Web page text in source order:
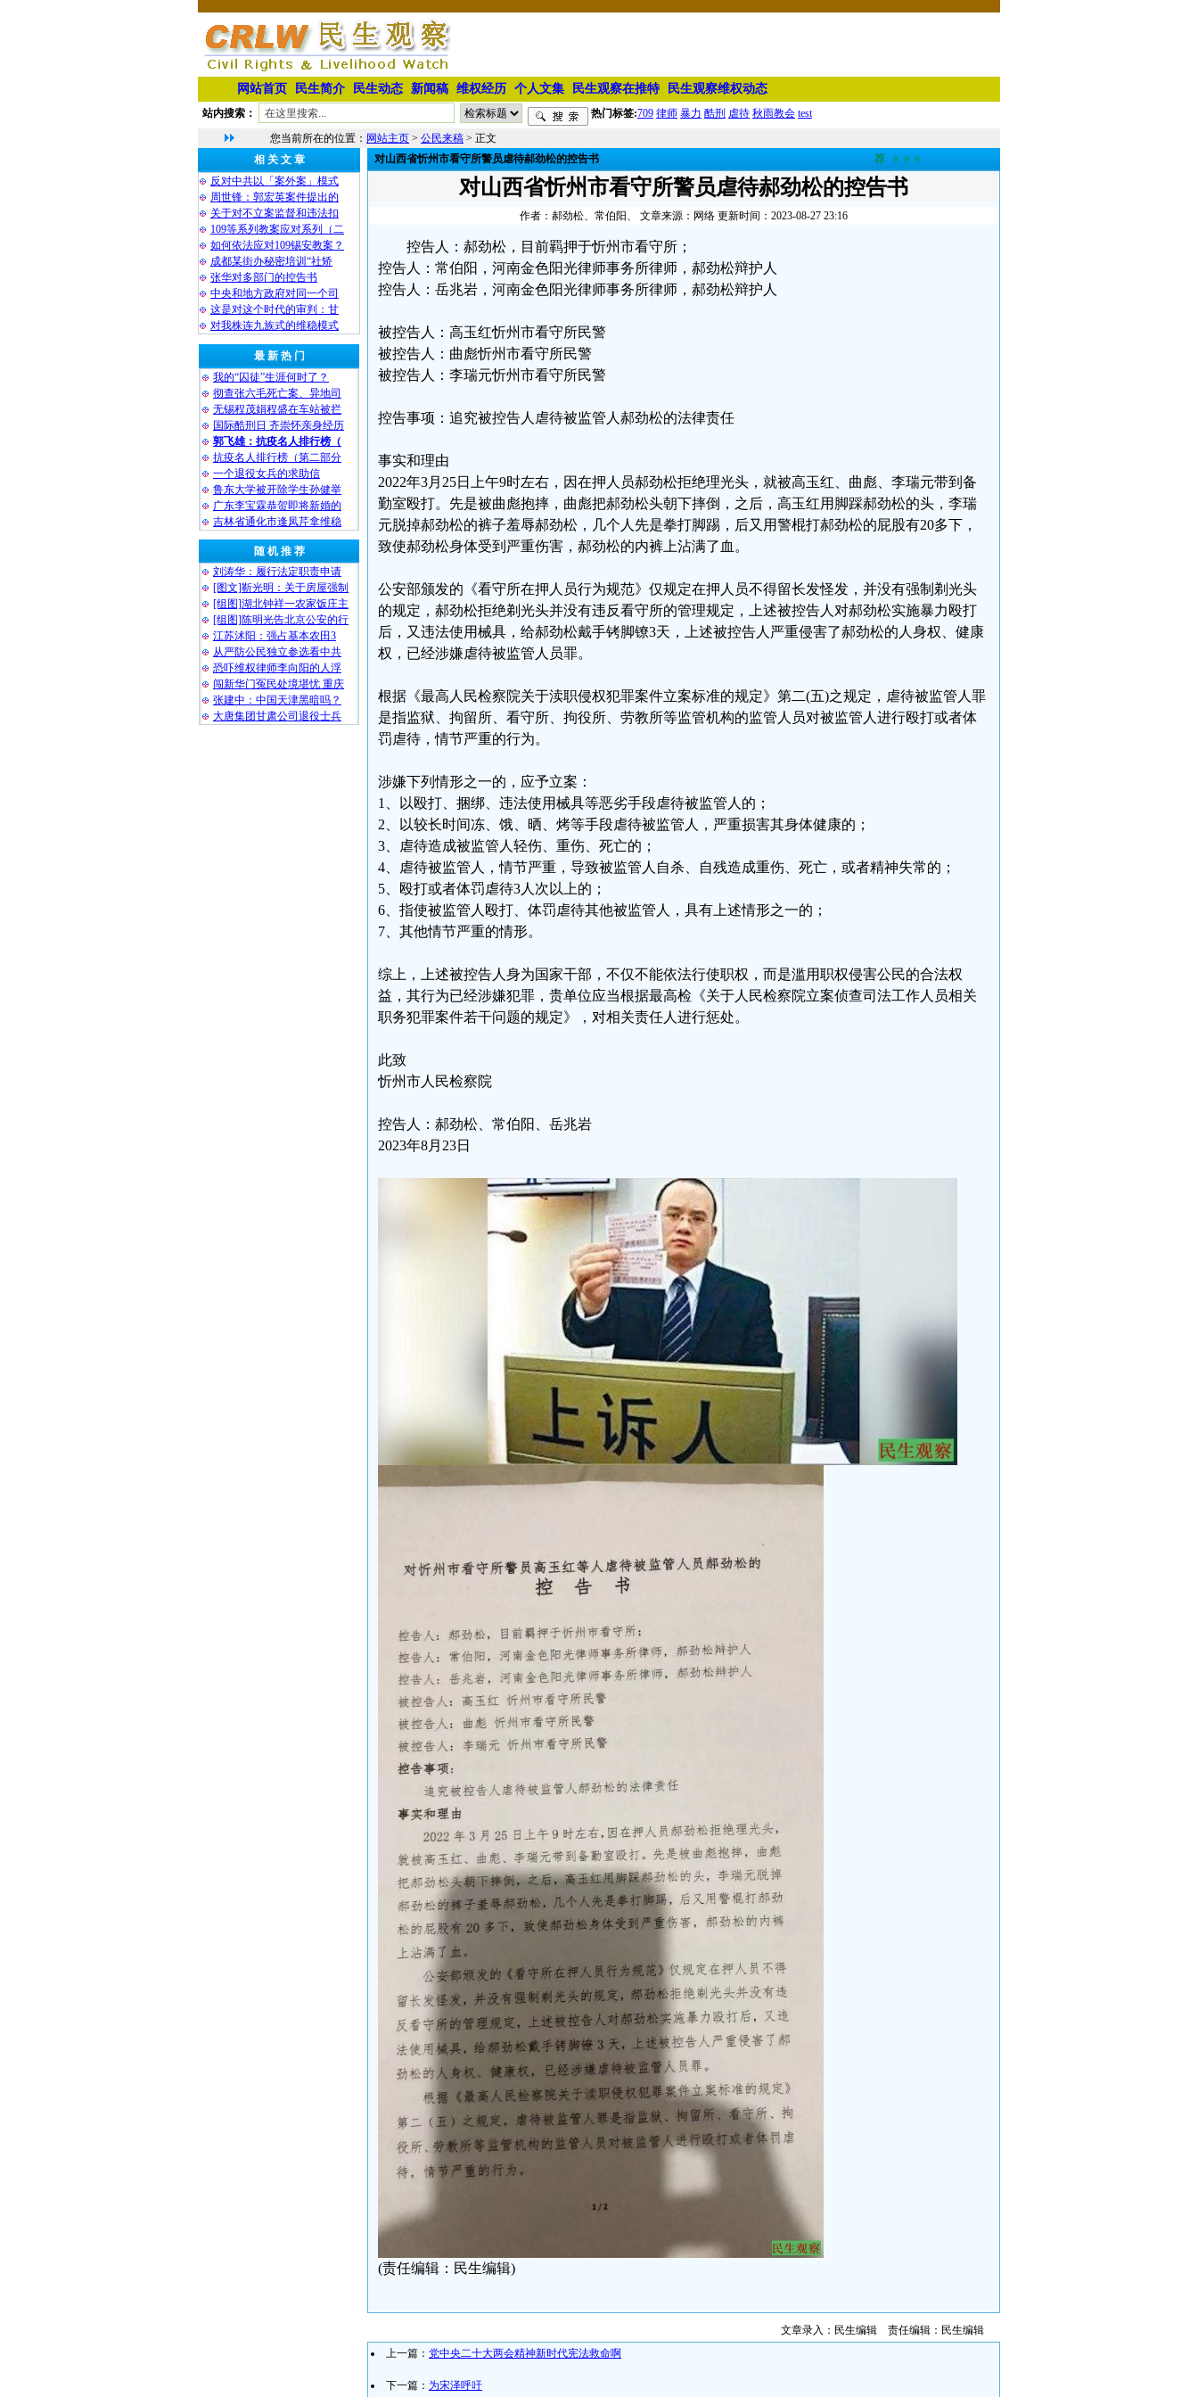
网站首页 民生简介 民生动态 新闻稿 维权经历 个人文集 民生观察在推特 民生观察维权动态
站内搜索： 热门标签:709 律师 暴力 酷刑 虐待 秋雨教会 test
您当前所在的位置： 网站主页 > 公民来稿 > 正文
相 关 文 章
反对中共以「案外案」模式
周世锋：郭宏英案件提出的
关于对不立案监督和违法扣
109等系列教案应对系列（二
如何依法应对109锡安教案？
成都某街办秘密培训“社矫
张华对多部门的控告书
中央和地方政府对同一个司
这是对这个时代的审判：甘
对我株连九族式的维稳模式
最 新 热 门
我的“囚徒”生涯何时了？
彻查张六毛死亡案、异地司
无锡程茂娟程盛在车站被拦
国际酷刑日 齐崇怀亲身经历
郭飞雄：抗疫名人排行榜（
抗疫名人排行榜（第二部分
一个退役女兵的求助信
鲁东大学被开除学生孙健举
广东李宝霖恭贺即将新婚的
吉林省通化市逢凤芹拿维稳
随 机 推 荐
刘涛华：履行法定职责申请
[图文]靳光明：关于房屋强制
[组图]湖北钟祥一农家饭庄主
[组图]陈明光告北京公安的行
江苏沭阳：强占基本农田3
从严防公民独立参选看中共
恐吓维权律师李向阳的人浮
闯新华门冤民处境堪忧 重庆
张建中：中国天津黑暗吗？
大唐集团甘肃公司退役士兵
对山西省忻州市看守所警员虐待郝劲松的控告书 荐 ★★★
对山西省忻州市看守所警员虐待郝劲松的控告书
作者：郝劲松、常伯阳、 文章来源：网络 更新时间：2023-08-27 23:16
控告人：郝劲松，目前羁押于忻州市看守所；
控告人：常伯阳，河南金色阳光律师事务所律师，郝劲松辩护人
控告人：岳兆岩，河南金色阳光律师事务所律师，郝劲松辩护人
被控告人：高玉红忻州市看守所民警
被控告人：曲彪忻州市看守所民警
被控告人：李瑞元忻州市看守所民警
控告事项：追究被控告人虐待被监管人郝劲松的法律责任
事实和理由
2022年3月25日上午9时左右，因在押人员郝劲松拒绝理光头，就被高玉红、曲彪、李瑞元带到备
勤室殴打。先是被曲彪抱摔，曲彪把郝劲松头朝下摔倒，之后，高玉红用脚踩郝劲松的头，李瑞
元脱掉郝劲松的裤子羞辱郝劲松，几个人先是拳打脚踢，后又用警棍打郝劲松的屁股有20多下，
致使郝劲松身体受到严重伤害，郝劲松的内裤上沾满了血。
公安部颁发的《看守所在押人员行为规范》仅规定在押人员不得留长发怪发，并没有强制剃光头
的规定，郝劲松拒绝剃光头并没有违反看守所的管理规定，上述被控告人对郝劲松实施暴力殴打
后，又违法使用械具，给郝劲松戴手铐脚镣3天，上述被控告人严重侵害了郝劲松的人身权、健康
权，已经涉嫌虐待被监管人员罪。
根据《最高人民检察院关于渎职侵权犯罪案件立案标准的规定》第二(五)之规定，虐待被监管人罪
是指监狱、拘留所、看守所、拘役所、劳教所等监管机构的监管人员对被监管人进行殴打或者体
罚虐待，情节严重的行为。
涉嫌下列情形之一的，应予立案：
1、以殴打、捆绑、违法使用械具等恶劣手段虐待被监管人的；
2、以较长时间冻、饿、晒、烤等手段虐待被监管人，严重损害其身体健康的；
3、虐待造成被监管人轻伤、重伤、死亡的；
4、虐待被监管人，情节严重，导致被监管人自杀、自残造成重伤、死亡，或者精神失常的；
5、殴打或者体罚虐待3人次以上的；
6、指使被监管人殴打、体罚虐待其他被监管人，具有上述情形之一的；
7、其他情节严重的情形。
综上，上述被控告人身为国家干部，不仅不能依法行使职权，而是滥用职权侵害公民的合法权
益，其行为已经涉嫌犯罪，贵单位应当根据最高检《关于人民检察院立案侦查司法工作人员相关
职务犯罪案件若干问题的规定》，对相关责任人进行惩处。
此致
忻州市人民检察院
控告人：郝劲松、常伯阳、岳兆岩
2023年8月23日
(责任编辑：民生编辑)
文章录入：民生编辑 责任编辑：民生编辑
上一篇： 党中央二十大两会精神新时代宪法救命啊
下一篇： 为宋泽呼吁